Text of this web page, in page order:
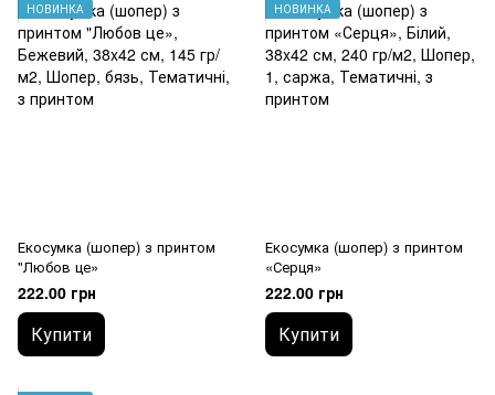
НОВИНКА
Екосумка (шопер) з принтом
"Любов це»
222.00 грн
Купити
НОВИНКА
Екосумка (шопер) з принтом
«Серця»
222.00 грн
Купити